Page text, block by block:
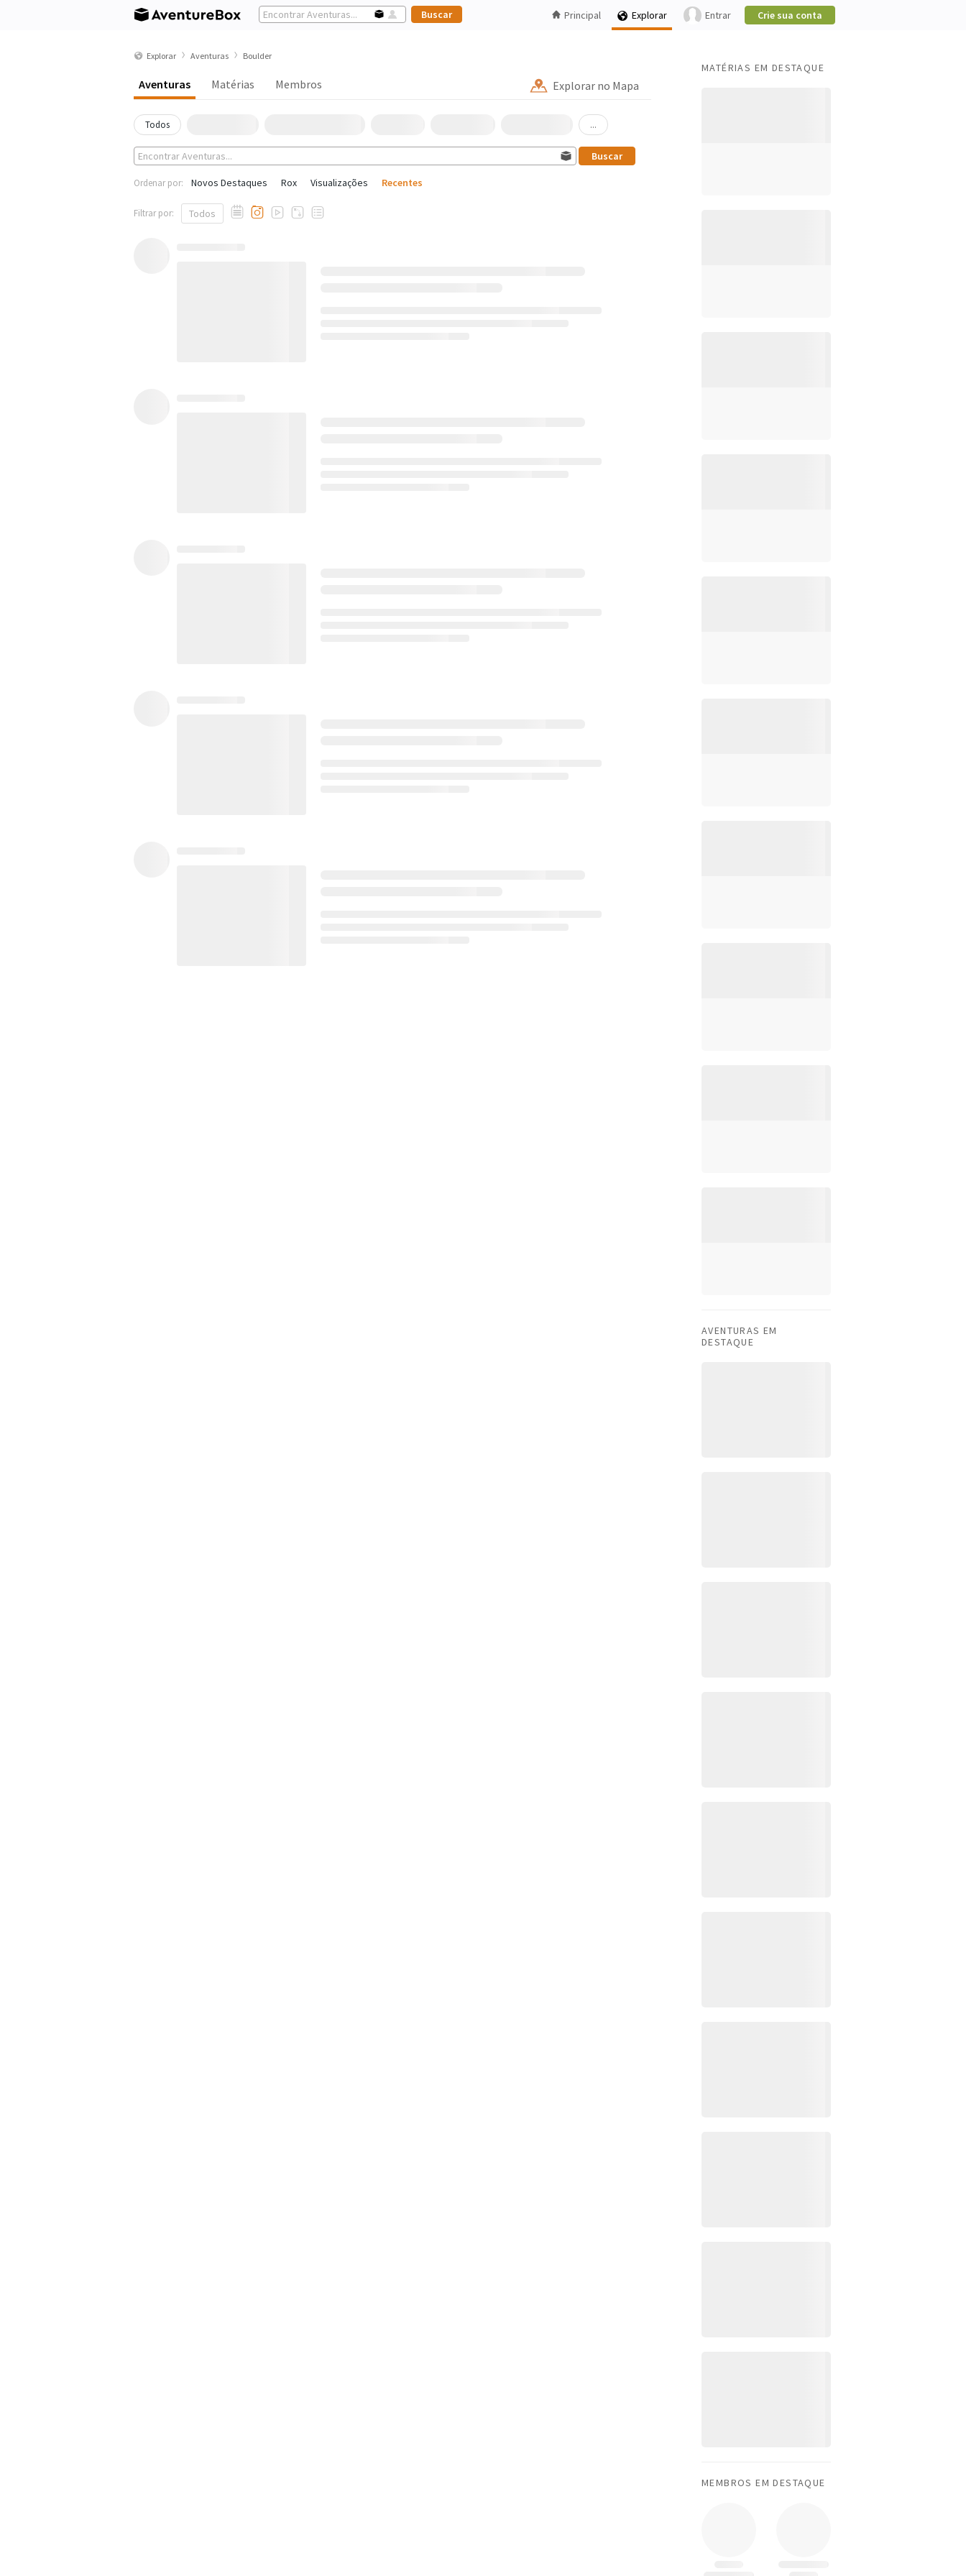
Crie sua conta
Entrar
Explorar
Principal
Explorar Aventuras Boulder
Explorar no Mapa
Aventuras Matérias Membros
Todos ...
Ordenar por: Novos Destaques Rox Visualizações Recentes
Filtrar por: Todos
MATÉRIAS EM DESTAQUE
AVENTURAS EM
DESTAQUE
MEMBROS EM DESTAQUE